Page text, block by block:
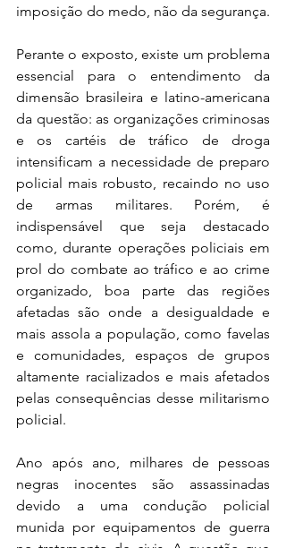
Perante o exposto, existe um problema
essencial para o entendimento da
dimensão brasileira e latino-americana
da questão: as organizações criminosas
e os cartéis de tráfico de droga
intensificam a necessidade de preparo
policial mais robusto, recaindo no uso
de armas militares. Porém, é
indispensável que seja destacado
como, durante operações policiais em
prol do combate ao tráfico e ao crime
organizado, boa parte das regiões
afetadas são onde a desigualdade e
mais assola a população, como favelas
e comunidades, espaços de grupos
altamente racializados e mais afetados
pelas consequências desse militarismo
policial.
Ano após ano, milhares de pessoas
negras inocentes são assassinadas
devido a uma condução policial
munida por equipamentos de guerra